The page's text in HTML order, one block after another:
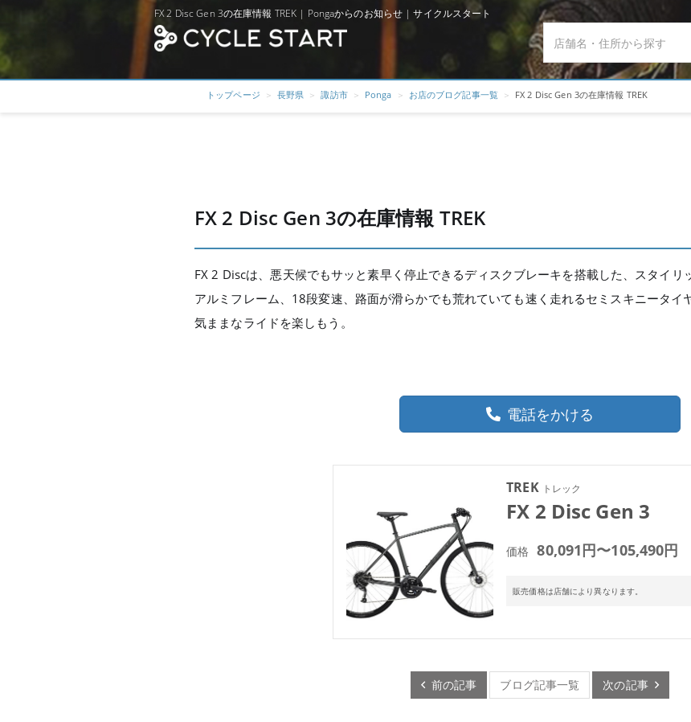
FX 2 Disc Gen 3の在庫情報 TREK | Pongaからのお知らせ | サイクルスタート
トップページ 長野県 諏訪市 Ponga お店のブログ記事一覧 FX 2 Disc Gen 3の在庫情報 TREK
FX 2 Disc Gen 3の在庫情報 TREK
FX 2 Discは、悪天候でもサッと素早く停止できるディスクブレーキを搭載した、スタイ
アルミフレーム、18段変速、路面が滑らかでも荒れていても速く走れるセミスキニータイ
気ままなライドを楽しもう。
電話をかける
TREK トレック
FX 2 Disc Gen 3
価格 80,091円〜105,490円
販売価格は店舗により異なります。
前の記事 ブログ記事一覧 次の記事